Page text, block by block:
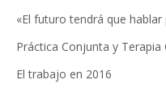
«El futuro tendrá que
Práctica Conjunta y Terapia
El trabajo en 2016